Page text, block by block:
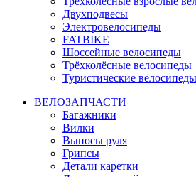
Двухподвесы
Электровелосипеды
FATBIKE
Шоссейные велосипеды
Трёхколёсные велосипеды
Туристические велосипеды
ВЕЛОЗАПЧАСТИ
Багажники
Вилки
Выносы руля
Грипсы
Детали каретки